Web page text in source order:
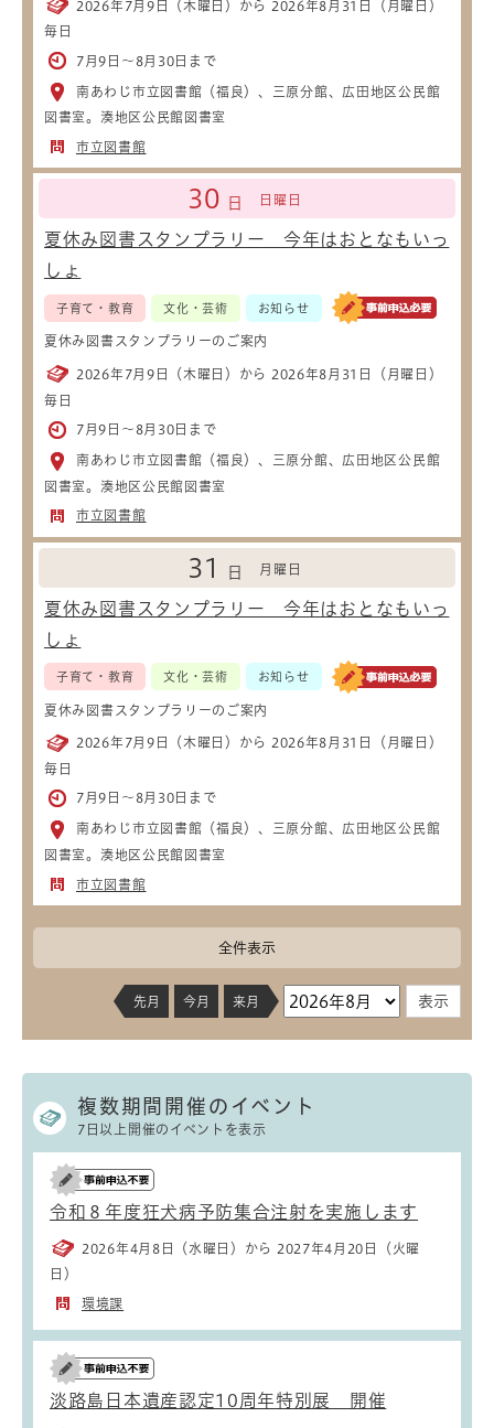
2026年7月9日（木曜日）から 2026年8月31日（月曜日）
毎日
7月9日～8月30日まで
南あわじ市立図書館（福良）、三原分館、広田地区公民館
図書室。湊地区公民館図書室
市立図書館
30 日 日曜日
夏休み図書スタンプラリー 今年はおとなもいっ
しょ
子育て・教育 文化・芸術 お知らせ
夏休み図書スタンプラリーのご案内
2026年7月9日（木曜日）から 2026年8月31日（月曜日）
毎日
7月9日～8月30日まで
南あわじ市立図書館（福良）、三原分館、広田地区公民館
図書室。湊地区公民館図書室
市立図書館
31 日 月曜日
夏休み図書スタンプラリー 今年はおとなもいっ
しょ
子育て・教育 文化・芸術 お知らせ
夏休み図書スタンプラリーのご案内
2026年7月9日（木曜日）から 2026年8月31日（月曜日）
毎日
7月9日～8月30日まで
南あわじ市立図書館（福良）、三原分館、広田地区公民館
図書室。湊地区公民館図書室
市立図書館
全件表示
先月 今月 来月
複数期間開催のイベント
7日以上開催のイベントを表示
令和８年度狂犬病予防集合注射を実施します
2026年4月8日（水曜日）から 2027年4月20日（火曜
日）
環境課
淡路島日本遺産認定10周年特別展 開催